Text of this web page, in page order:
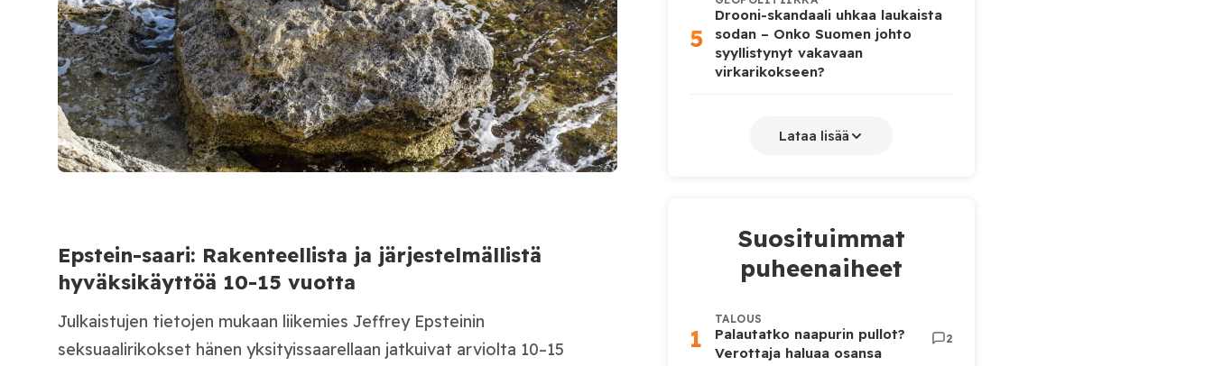
Epstein-saari: Rakenteellista ja järjestelmällistä
hyväksikäyttöä 10-15 vuotta
Julkaistujen tietojen mukaan liikemies Jeffrey Epsteinin
seksuaalirikokset hänen yksityissaarellaan jatkuivat arviolta 10–15
5
Drooni-skandaali uhkaa laukaista
sodan – Onko Suomen johto
syyllistynyt vakavaan
virkarikokseen?
Lataa lisää
Suosituimmat
puheenaiheet
1
TALOUS
Palautatko naapurin pullot?
Verottaja haluaa osansa
2